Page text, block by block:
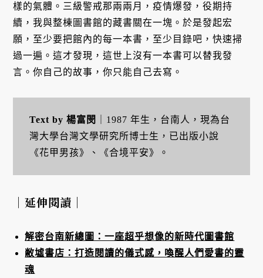
樣的氣體。三級警戒那兩兩月，疫情爆發，役期持
續，我與整棟圖書館的藏書關在一塊。於是發起宏
願，至少要把館內的每一本書，至少目錄吧，快速掃
過一遍。這才發現，這世上沒有一本書可以替我發
言。你自己的故事，你只能自己去寫。
Text by 楊富閔
｜1987 年生，台南人，現為台
灣大學台灣文學研究所博士生，已出版小說
《花甲男孩》、《合境平安》。
｜延伸閱讀｜
解密台南新總圖：一座超乎想像的新時代圖書館
敝墟書店：打造閱讀的儀式感，喚醒人們愛書的靈
魂